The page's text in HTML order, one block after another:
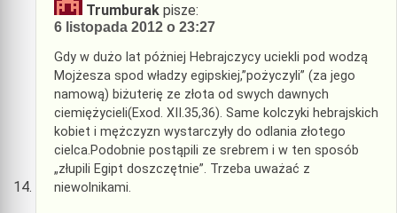
Trumburak pisze:
6 listopada 2012 o 23:27
Gdy w dużo lat póżniej Hebrajczycy uciekli pod wodzą
Mojżesza spod władzy egipskiej,”pożyczyli” (za jego
namową) biżuterię ze złota od swych dawnych
ciemiężycieli(Exod. XII.35,36). Same kolczyki hebrajskich
kobiet i mężczyzn wystarczyły do odlania złotego
cielca.Podobnie postąpili ze srebrem i w ten sposób
„złupili Egipt doszczętnie”. Trzeba uważać z
niewolnikami.